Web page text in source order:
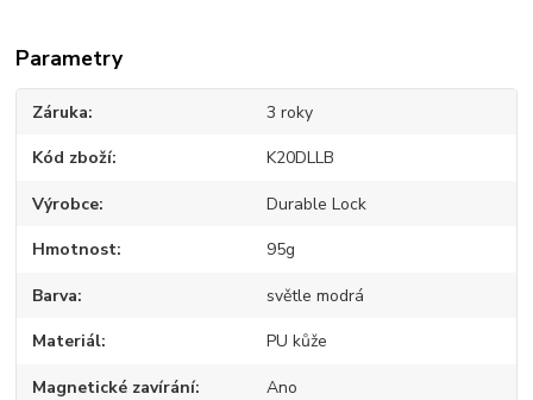
Parametry
Záruka 3 roky
Kód zboží K20DLLB
Výrobce Durable Lock
Hmotnost 95g
Barva světle modrá
Materiál PU kůže
Magnetické zavírání Ano